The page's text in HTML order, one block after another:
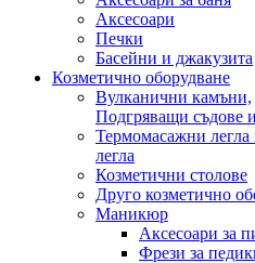
Аксесоари
Печки
Басейни и джакузита
Козметично оборудване
Вулканични камъни,
Подгряващи съдове
Термомасажни легла
легла
Козметични столове
Друго козметично
Маникюр
Аксесоари за
Фрези за